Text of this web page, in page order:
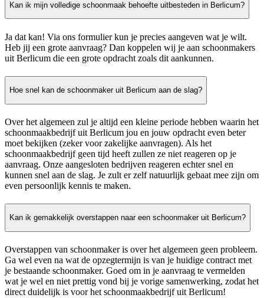
Kan ik mijn volledige schoonmaak behoefte uitbesteden in Berlicum?
Ja dat kan! Via ons formulier kun je precies aangeven wat je wilt.
Heb jij een grote aanvraag? Dan koppelen wij je aan schoonmakers
uit Berlicum die een grote opdracht zoals dit aankunnen.
Hoe snel kan de schoonmaker uit Berlicum aan de slag?
Over het algemeen zul je altijd een kleine periode hebben waarin het
schoonmaakbedrijf uit Berlicum jou en jouw opdracht even beter
moet bekijken (zeker voor zakelijke aanvragen). Als het
schoonmaakbedrijf geen tijd heeft zullen ze niet reageren op je
aanvraag. Onze aangesloten bedrijven reageren echter snel en
kunnen snel aan de slag. Je zult er zelf natuurlijk gebaat mee zijn om
even persoonlijk kennis te maken.
Kan ik gemakkelijk overstappen naar een schoonmaker uit Berlicum?
Overstappen van schoonmaker is over het algemeen geen probleem.
Ga wel even na wat de opzegtermijn is van je huidige contract met
je bestaande schoonmaker. Goed om in je aanvraag te vermelden
wat je wel en niet prettig vond bij je vorige samenwerking, zodat het
direct duidelijk is voor het schoonmaakbedrijf uit Berlicum!